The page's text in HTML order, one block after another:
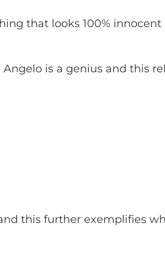
that looks 100% innocent
is a genius and this
this further exemplifies